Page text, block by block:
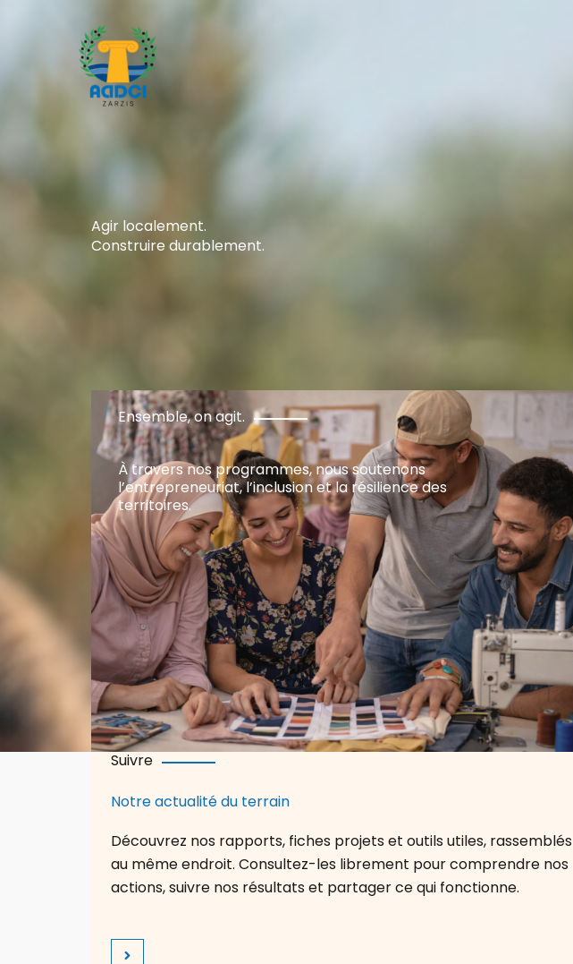
Agir localement.
Construire durablement.
Ensemble, on agit.
À travers nos programmes, nous soutenons
l’entrepreneuriat, l’inclusion et la résilience des
territoires.
Suivre
Notre actualité du terrain
Découvrez nos rapports, fiches projets et outils utiles, rassemblés
au même endroit. Consultez-les librement pour comprendre nos
actions, suivre nos résultats et partager ce qui fonctionne.